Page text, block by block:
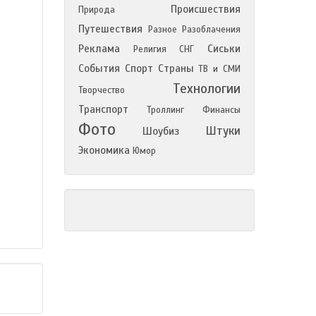
Природа
Происшествия
Путешествия
Разное Разоблачения
Реклама Религия СНГ
Сиськи
События Спорт Страны ТВ и СМИ
Творчество
Технологии
Транспорт Троллинг Финансы
Фото Шоубиз Штуки
Экономика Юмор